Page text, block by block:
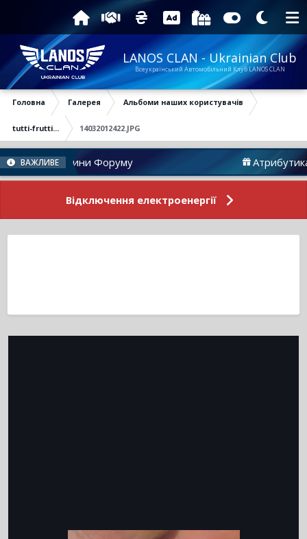
LANOS CLAN - Ukrainian Club
Всеукраїнський Автомобільний Клуб LANOS CLAN
Головна Галерея Альбоми наших користувачів
tutti-frutti... 14032012422.JPG
ВАЖЛИВЕ
Новини Форуму Атрибутика
Відключення електроенергії